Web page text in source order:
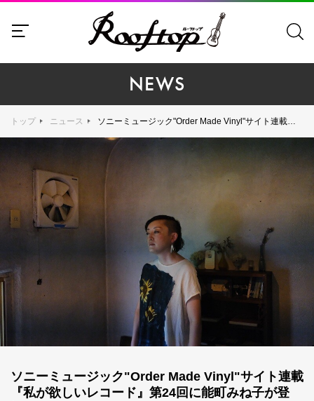
NEWS
トップ ニュース ソニーミュージック"Order Made Vinyl"サイト連載『私が欲しいレコード』第24回に能町みね子が登場！
ソニーミュージック"Order Made Vinyl"サイト連載
『私が欲しいレコード』第24回に能町みね子が登